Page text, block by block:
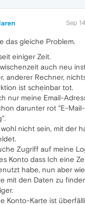
Sep
das gleiche Problem.
einiger Zeit.
auch neu
anderer Rechner,
ist scheinbar tot.
nur meine Email-
darunter rot "E-
wohl nicht sein, mit der
Zugriff auf meine
Konto dass Ich eine
habe, nun aber
mit den Daten zu
Konto-Karte ist